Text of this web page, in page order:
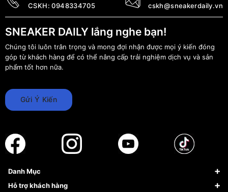
CSKH:0948334705
cskh@sneakerdaily.vn
SNEAKER DAILY lắng nghe bạn!
Chúng tôi luôn trân trọng và mong đợi nhận được mọi ý kiến đóng
góp từ khách hàng để có thể nâng cấp trải nghiệm dịch vụ và sản
phẩm tốt hơn nữa.
Gửi Ý Kiến
Danh Mục
Sneaker
Hỗ trợ khách hàng